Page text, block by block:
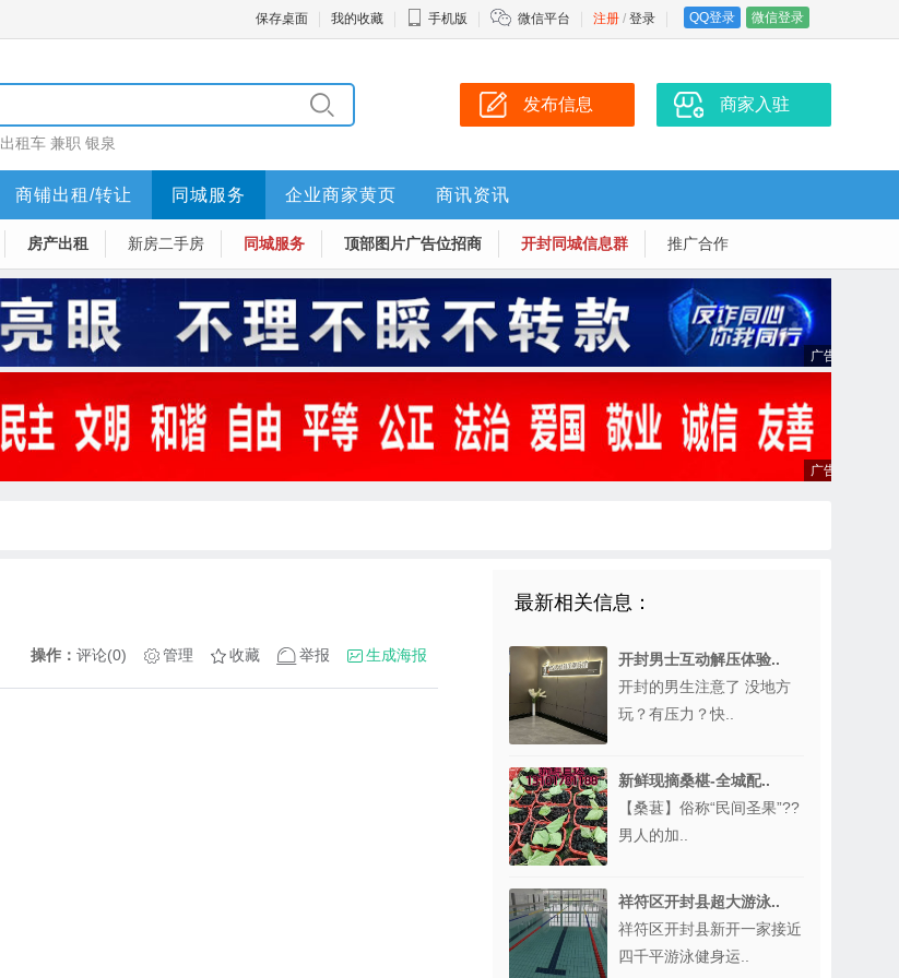
注册 / 登录 QQ登录 微信登录
保存桌面 我的收藏 手机版 微信平台
出租车 兼职 银泉
发布信息 商家入驻
商铺出租/转让 同城服务 企业商家黄页 商讯资讯
房产出租 新房二手房 同城服务 顶部图片广告位招商 开封同城信息群 推广合作
操作： 评论(0) 管理 收藏 举报 生成海报
最新相关信息：
开封男士互动解压体验..
开封的男生注意了 没地方
玩？有压力？快..
新鲜现摘桑椹-全城配..
【桑葚】俗称“民间圣果”??
男人的加..
祥符区开封县超大游泳..
祥符区开封县新开一家接近
四千平游泳健身运..